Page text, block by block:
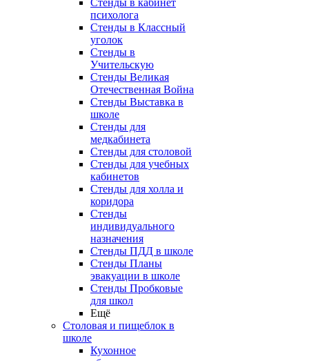
Стенды в кабинет
психолога
Стенды в Классный
уголок
Стенды в
Учительскую
Стенды Великая
Отечественная Война
Стенды Выставка в
школе
Стенды для
медкабинета
Стенды для столовой
Стенды для учебных
кабинетов
Стенды для холла и
коридора
Стенды
индивидуального
назначения
Стенды ПДД в школе
Стенды Планы
эвакуации в школе
Стенды Пробковые
для школ
Ещё
Столовая и пищеблок в
школе
Кухонное